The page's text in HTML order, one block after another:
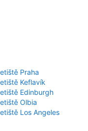
Praha
Keflavík
Edinburgh
Olbia
Los Angeles